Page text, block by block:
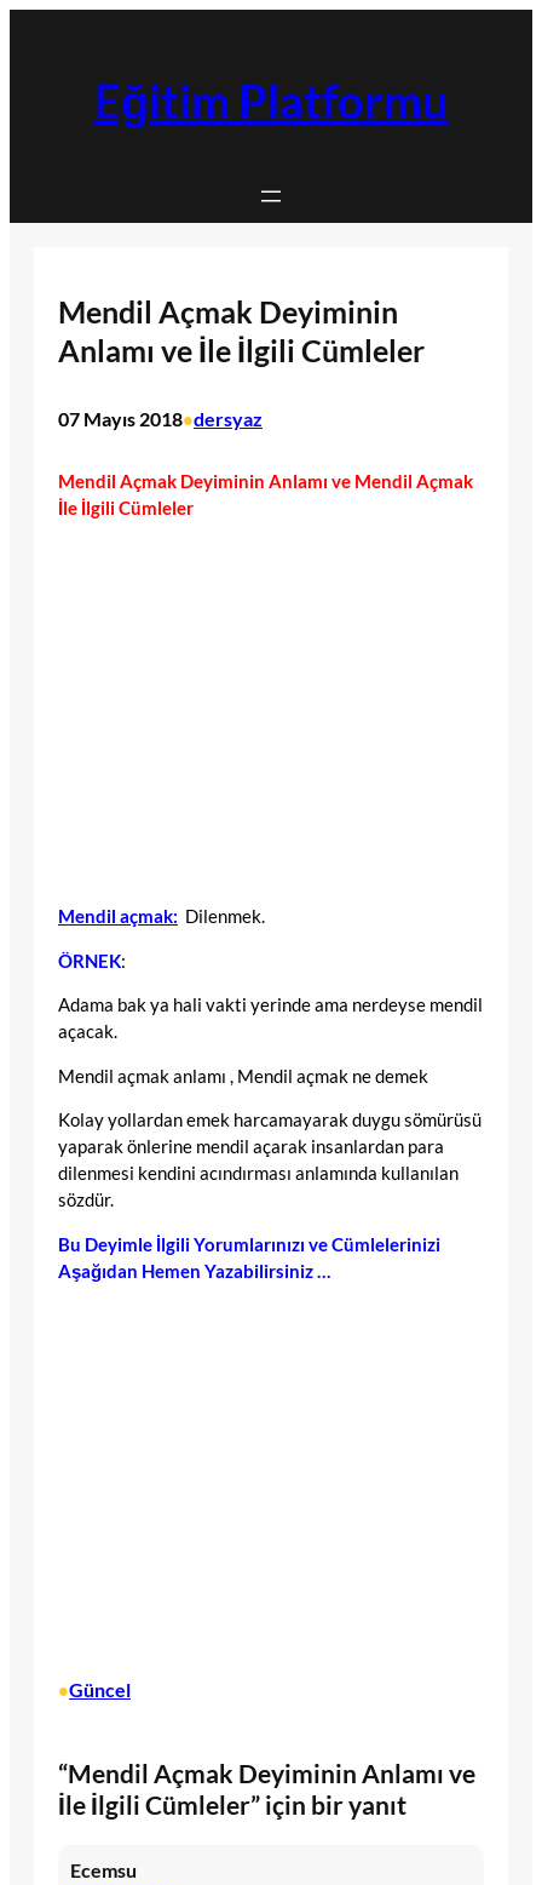
Eğitim Platformu
Mendil Açmak Deyiminin
Anlamı ve İle İlgili Cümleler
07 Mayıs 2018•dersyaz
Mendil Açmak Deyiminin Anlamı ve Mendil Açmak
İle İlgili Cümleler
Mendil açmak: Dilenmek.
ÖRNEK:
Adama bak ya hali vakti yerinde ama nerdeyse mendil
açacak.
Mendil açmak anlamı , Mendil açmak ne demek
Kolay yollardan emek harcamayarak duygu sömürüsü
yaparak önlerine mendil açarak insanlardan para
dilenmesi kendini acındırması anlamında kullanılan
sözdür.
Bu Deyimle İlgili Yorumlarınızı ve Cümlelerinizi
Aşağıdan Hemen Yazabilirsiniz …
•Güncel
“Mendil Açmak Deyiminin Anlamı ve
İle İlgili Cümleler” için bir yanıt
Ecemsu